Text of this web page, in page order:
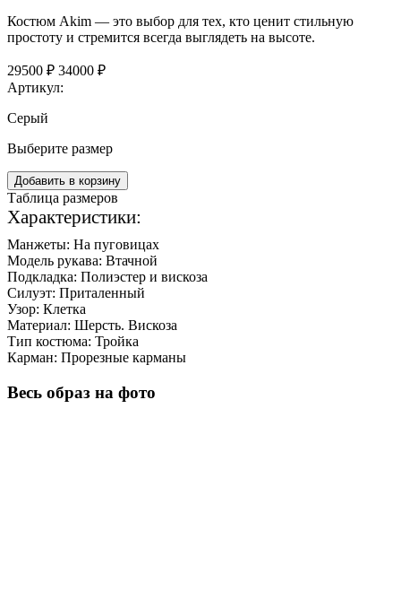
Костюм Akim — это выбор для тех, кто ценит стильную
простоту и стремится всегда выглядеть на высоте.
29500 ₽ 34000 ₽
Артикул:
Серый
Выберите размер
Добавить в корзину
Таблица размеров
Характеристики:
Манжеты: На пуговицах
Модель рукава: Втачной
Подкладка: Полиэстер и вискоза
Силуэт: Приталенный
Узор: Клетка
Материал: Шерсть. Вискоза
Тип костюма: Тройка
Карман: Прорезные карманы
Весь образ на фото